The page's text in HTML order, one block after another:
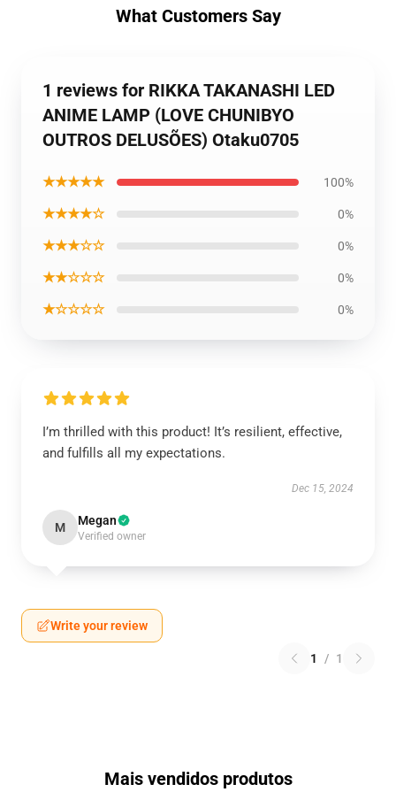
What Customers Say
1 reviews for RIKKA TAKANASHI LED
ANIME LAMP (LOVE CHUNIBYO
OUTROS DELUSÕES) Otaku0705
★★★★★ 100%
★★★★☆ 0%
★★★☆☆ 0%
★★☆☆☆ 0%
★☆☆☆☆ 0%
I’m thrilled with this product! It’s resilient, effective,
and fulfills all my expectations.
Dec 15, 2024
M Megan
Verified owner
Write your review
1 / 1
Mais vendidos produtos